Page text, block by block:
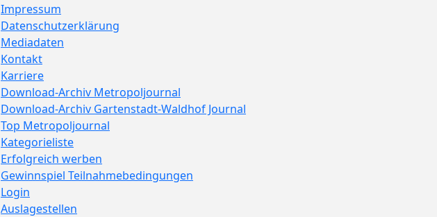
Impressum
Datenschutzerklärung
Mediadaten
Kontakt
Karriere
Download-Archiv Metropoljournal
Download-Archiv Gartenstadt-Waldhof Journal
Top Metropoljournal
Kategorieliste
Erfolgreich werben
Gewinnspiel Teilnahmebedingungen
Login
Auslagestellen